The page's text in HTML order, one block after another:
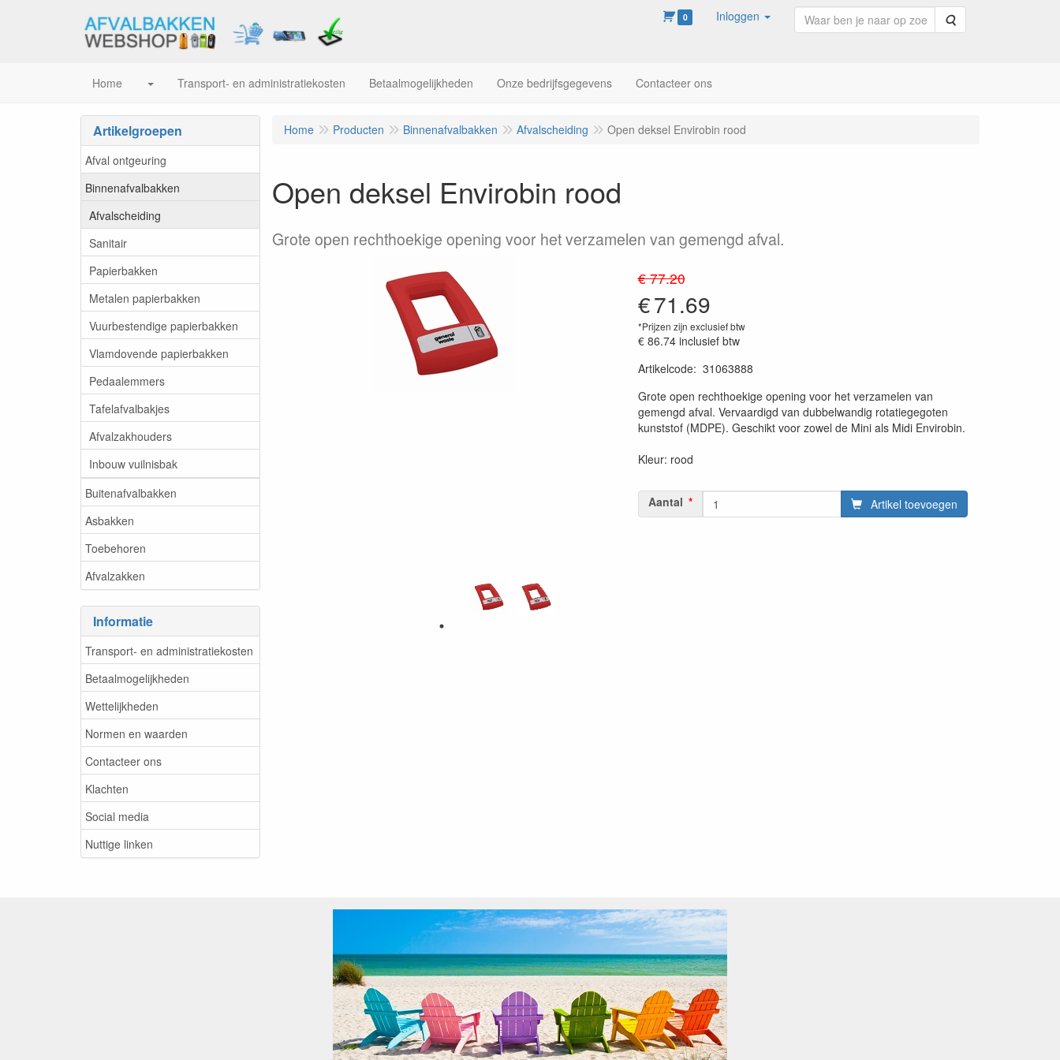
0 Inloggen Zoeken
Home Transport- en administratiekosten Betaalmogelijkheden Onze bedrijfsgegevens Contacteer ons
Artikelgroepen
Afval ontgeuring
Binnenafvalbakken
Afvalscheiding
Sanitair
Papierbakken
Metalen papierbakken
Vuurbestendige papierbakken
Vlamdovende papierbakken
Pedaalemmers
Tafelafvalbakjes
Afvalzakhouders
Inbouw vuilnisbak
Buitenafvalbakken
Asbakken
Toebehoren
Afvalzakken
Informatie
Transport- en administratiekosten
Betaalmogelijkheden
Wettelijkheden
Normen en waarden
Contacteer ons
Klachten
Social media
Nuttige linken
Home Producten Binnenafvalbakken Afvalscheiding Open deksel Envirobin rood
Open deksel Envirobin rood
Grote open rechthoekige opening voor het verzamelen van gemengd afval.
€ 77.20
€71.69
*Prijzen zijn exclusief btw
€ 86.74 inclusief btw
Artikelcode: 31063888
Grote open rechthoekige opening voor het verzamelen van
gemengd afval. Vervaardigd van dubbelwandig rotatiegegoten
kunststof (MDPE). Geschikt voor zowel de Mini als Midi Envirobin.
Kleur: rood
Aantal Artikel toevoegen